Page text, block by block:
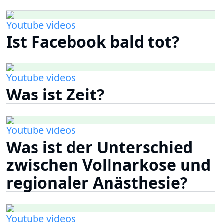
Youtube videos
Ist Facebook bald tot?
Youtube videos
Was ist Zeit?
Youtube videos
Was ist der Unterschied
zwischen Vollnarkose und
regionaler Anästhesie?
Youtube videos